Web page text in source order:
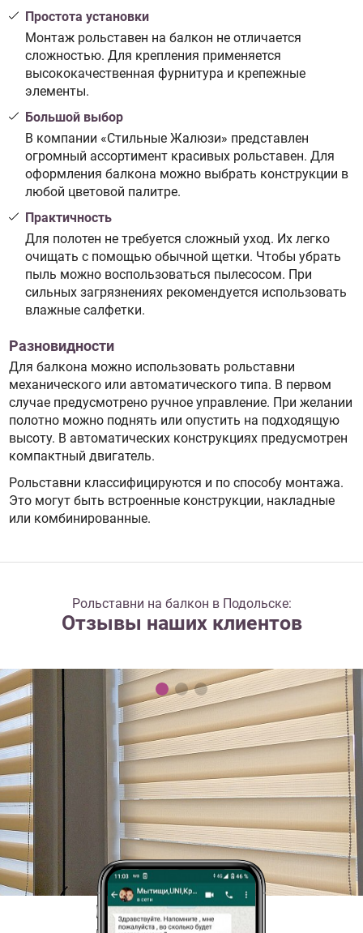
Простота установки
Монтаж рольставен на балкон не отличается
сложностью. Для крепления применяется
высококачественная фурнитура и крепежные
элементы.
Большой выбор
В компании «Стильные Жалюзи» представлен
огромный ассортимент красивых рольставен. Для
оформления балкона можно выбрать конструкции в
любой цветовой палитре.
Практичность
Для полотен не требуется сложный уход. Их легко
очищать с помощью обычной щетки. Чтобы убрать
пыль можно воспользоваться пылесосом. При
сильных загрязнениях рекомендуется использовать
влажные салфетки.
Разновидности
Для балкона можно использовать рольставни
механического или автоматического типа. В первом
случае предусмотрено ручное управление. При желании
полотно можно поднять или опустить на подходящую
высоту. В автоматических конструкциях предусмотрен
компактный двигатель.
Рольставни классифицируются и по способу монтажа.
Это могут быть встроенные конструкции, накладные
или комбинированные.
Рольставни на балкон в Подольске:
Отзывы наших клиентов